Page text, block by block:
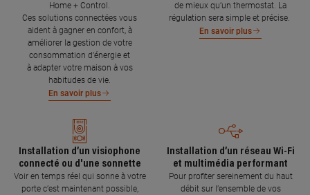
Home + Control.
Ces solutions connectées vous
aident à gagner en confort, à
améliorer la gestion de votre
consommation d’énergie et
à adapter votre maison à vos
habitudes de vie.
En savoir plus
de mieux qu’un thermostat. La
régulation sera simple et précise.
En savoir plus
Installation d’un visiophone
connecté ou d'une sonnette
Voir en temps réel qui sonne à votre
porte c’est maintenant possible,
Installation d’un réseau Wi-Fi
et multimédia performant
Pour profiter sereinement du haut
débit sur l’ensemble de vos